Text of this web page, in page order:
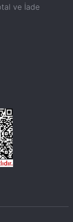
ve İade